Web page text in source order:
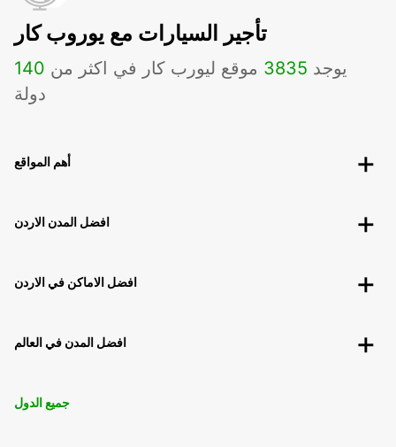
تأجير السيارات مع يوروب كار
يوجد 3835 موقع ليورب كار في اكثر من 140
دولة
أهم المواقع
افضل المدن الاردن
افضل الاماكن في الاردن
افضل المدن في العالم
جميع الدول